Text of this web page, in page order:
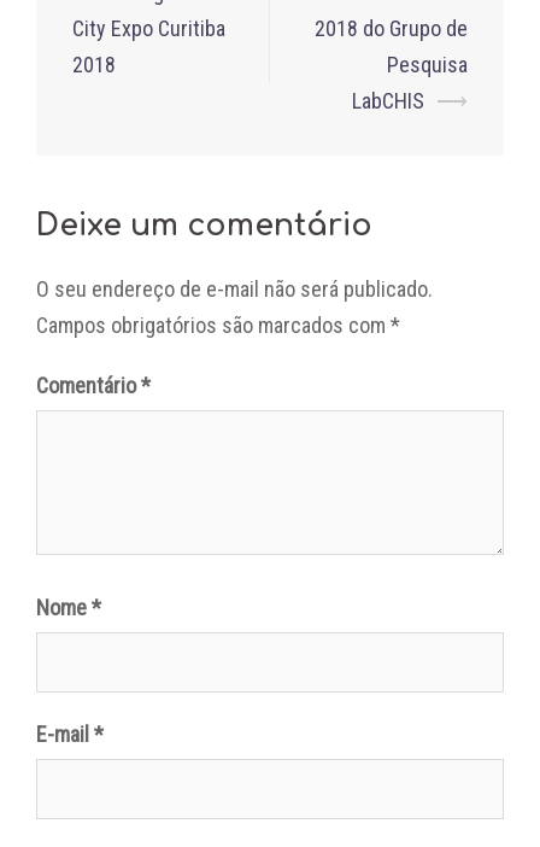
navigation
City Expo Curitiba
2018
2018 do Grupo de
Pesquisa
LabCHIS ⟶
Deixe um comentário
O seu endereço de e-mail não será publicado.
Campos obrigatórios são marcados com *
Comentário*
Nome*
E-mail *